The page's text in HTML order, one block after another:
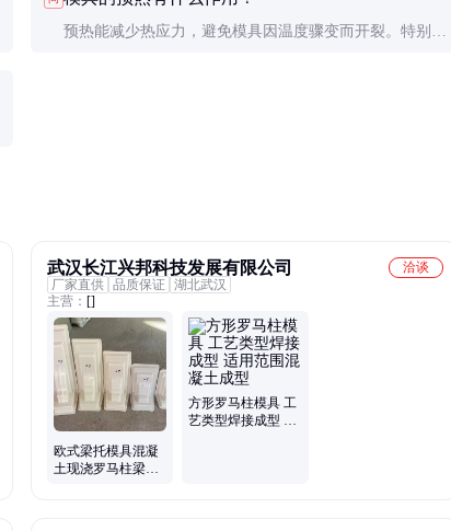
预热能减少热应力，避免模具因温度骤变而开裂。特别是
武汉长江兴邦科技发展有限公司
洽谈
厂家直供 品质保证 湖北武汉
主营： []
欧式梁托模具混凝
土现浇罗马柱梁托
方形罗马柱模具 工
艺类型焊接成型 适